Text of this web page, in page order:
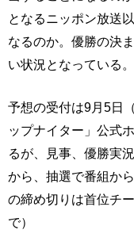
となるニッポン放送
なるのか。優勝の決
い状況となっている。
予想の受付は9月5日
ップナイター」公式
るが、見事、優勝実
から、抽選で番組か
の締め切りは首位チ
で）